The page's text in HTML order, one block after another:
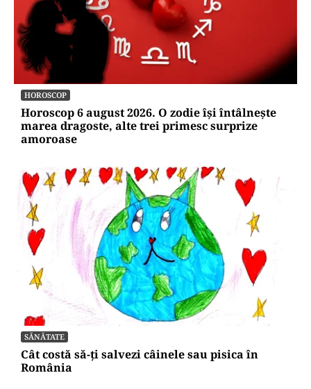
HOROSCOP
Horoscop 6 august 2026. O zodie își întâlnește
marea dragoste, alte trei primesc surprize
amoroase
SĂNĂTATE
Cât costă să-ți salvezi câinele sau pisica în
România